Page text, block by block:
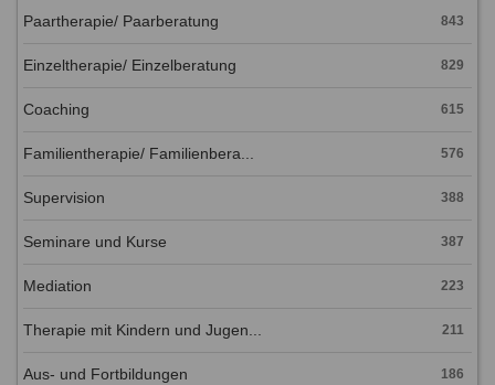
Paartherapie/ Paarberatung 843
Einzeltherapie/ Einzelberatung 829
Coaching 615
Familientherapie/ Familienbera... 576
Supervision 388
Seminare und Kurse 387
Mediation 223
Therapie mit Kindern und Jugen... 211
Aus- und Fortbildungen 186